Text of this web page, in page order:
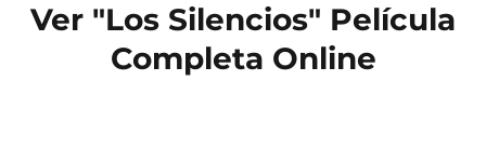
Ver "Los Silencios" Película
Completa Online